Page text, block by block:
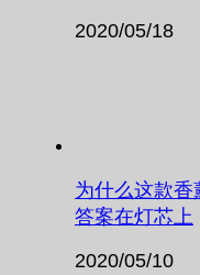
2020/05/18
为什么这款香
答案在灯芯上
2020/05/10